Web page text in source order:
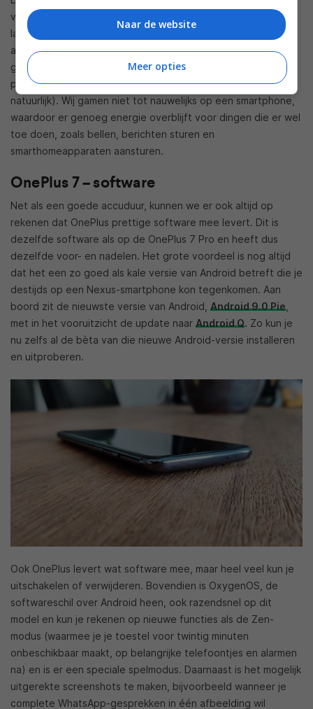
van worden. Hoe minder vaak we zo’n ding hoeven op te
laden, hoe beter. En wat dat betreft zijn we erg blij met de
accu in de OnePlus 7. Die in de OnePlus 6T was al goed en
ging geregeld 2,5 tot drie dagen mee en deze batterij
presteert vrijwel hetzelfde (afhankelijk van gebruik,
natuurlijk). Wij gamen niet tot nauwelijks op een smartphone,
waardoor er genoeg energie overblijft voor dingen die er wel
toe doen, zoals bellen, berichten sturen en
smarthomeapparaten aansturen.
OnePlus 7 – software
Net als een goede accuduur, kunnen we er ook altijd op
rekenen dat OnePlus prettige software mee levert. Dit is
dezelfde software als op de OnePlus 7 Pro en heeft dus
dezelfde voor- en nadelen. Het grote voordeel is nog altijd
dat het een zo goed als kale versie van Android betreft die je
destijds op een Nexus-smartphone kon tegenkomen. Aan
boord zit de nieuwste versie van Android, Android 9.0 Pie
met in het vooruitzicht de update naar Android Q. Zo kun je
nu zelfs al de bèta van die nieuwe Android-versie installeren
en uitproberen.
Ook OnePlus levert wat software mee, maar heel veel kun je
uitschakelen of verwijderen. Bovendien is OxygenOS, de
softwareschil over Android heen, ook razendsnel op dit
model en kun je rekenen op nieuwe functies als de Zen-
modus (waarmee je je toestel voor twintig minuten
onbeschikbaar maakt, op belangrijke telefoontjes en alarmen
na) en is er een speciale spelmodus. Daarnaast is het mogelijk
uitgerekte screenshots te maken, bijvoorbeeld wanneer je
complete WhatsApp-gesprekken in één afbeelding wil
Naar de website
Meer opties